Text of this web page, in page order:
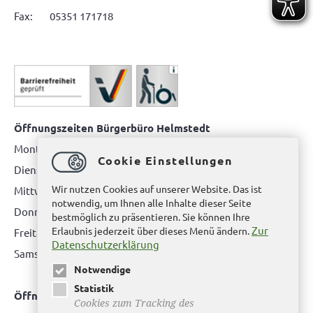
Fax: 05351 171718
Öffnungszeiten Bürgerbüro Helmstedt
Montag: 08.00 bis 12.00 Uhr
Dienstag: 08.00 bis 12.00 Uhr & 15.00 Uhr bis 17.00 Uhr
Mittwoch: nur nach Terminvereinbarung
Donnerstag: 08.00 bis 12.00 Uhr & 14.00 Uhr bis 16.00 Uhr
Freitag: nur nach Terminvereinbarung
Samstag:bitte hier klicken
Öffnungszeiten Bürgerbüro Büddenstedt
Cookie Einstellungen
Wir nutzen Cookies auf unserer Website. Das ist
notwendig, um Ihnen alle Inhalte dieser Seite
bestmöglich zu präsentieren. Sie können Ihre
Erlaubnis jederzeit über dieses Menü ändern.Zur
Datenschutzerklärung
Notwendige
Statistik
Cookies zum Tracking des